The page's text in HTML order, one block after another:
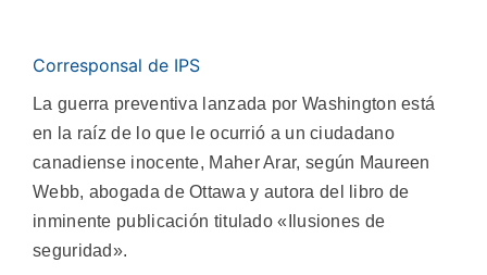
Corresponsal de IPS
La guerra preventiva lanzada por Washington está
en la raíz de lo que le ocurrió a un ciudadano
canadiense inocente, Maher Arar, según Maureen
Webb, abogada de Ottawa y autora del libro de
inminente publicación titulado «Ilusiones de
seguridad».